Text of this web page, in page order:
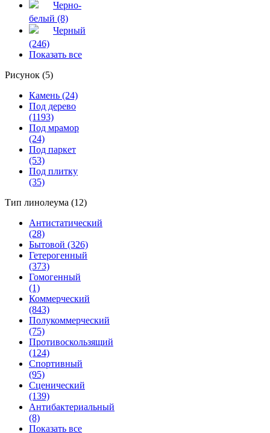
Черно-
белый (8)
Черный
(246)
Показать все
Рисунок (5)
Камень (24)
Под дерево
(1193)
Под мрамор
(24)
Под паркет
(53)
Под плитку
(35)
Тип линолеума (12)
Антистатический
(28)
Бытовой (326)
Гетерогенный
(373)
Гомогенный
(1)
Коммерческий
(843)
Полукоммерческий
(75)
Противоскользящий
(124)
Спортивный
(95)
Сценический
(139)
Антибактериальный
(8)
Показать все